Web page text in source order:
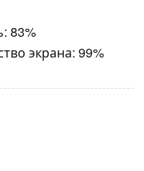
83%
экрана: 99%